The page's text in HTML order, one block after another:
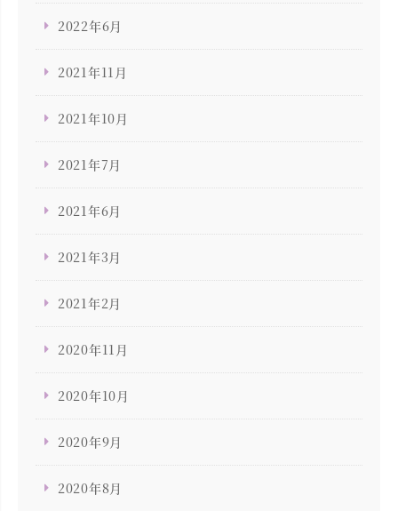
2022年6月
2021年11月
2021年10月
2021年7月
2021年6月
2021年3月
2021年2月
2020年11月
2020年10月
2020年9月
2020年8月